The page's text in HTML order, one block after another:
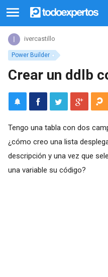
Power Builder
ivercastillo
Crear un ddlb
Tengo una tabla con dos
¿cómo creo una lista
descripción y una vez que
una variable su código?